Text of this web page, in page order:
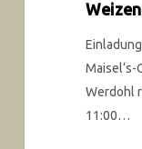
Maisel‘s-
Werdohl
11:00…